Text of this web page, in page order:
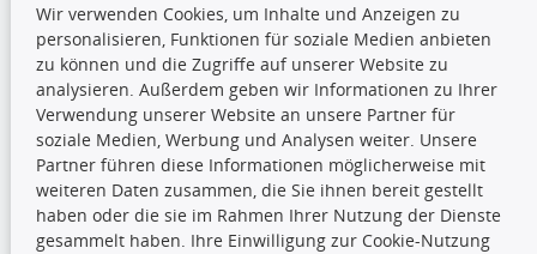
TecDoc Inside
Die hier angezeigten Daten insbesondere die gesamte Datenbank dürfen
nicht kopiert werden.
Es ist zu unterlassen, die Daten oder die gesamte Datenbank ohne
Wir verwenden Cookies, um Inhalte und Anzeigen zu
personalisieren, Funktionen für soziale Medien anbieten
zu können und die Zugriffe auf unserer Website zu
analysieren. Außerdem geben wir Informationen zu Ihrer
Verwendung unserer Website an unsere Partner für
soziale Medien, Werbung und Analysen weiter. Unsere
Partner führen diese Informationen möglicherweise mit
weiteren Daten zusammen, die Sie ihnen bereit gestellt
haben oder die sie im Rahmen Ihrer Nutzung der Dienste
gesammelt haben. Ihre Einwilligung zur Cookie-Nutzung